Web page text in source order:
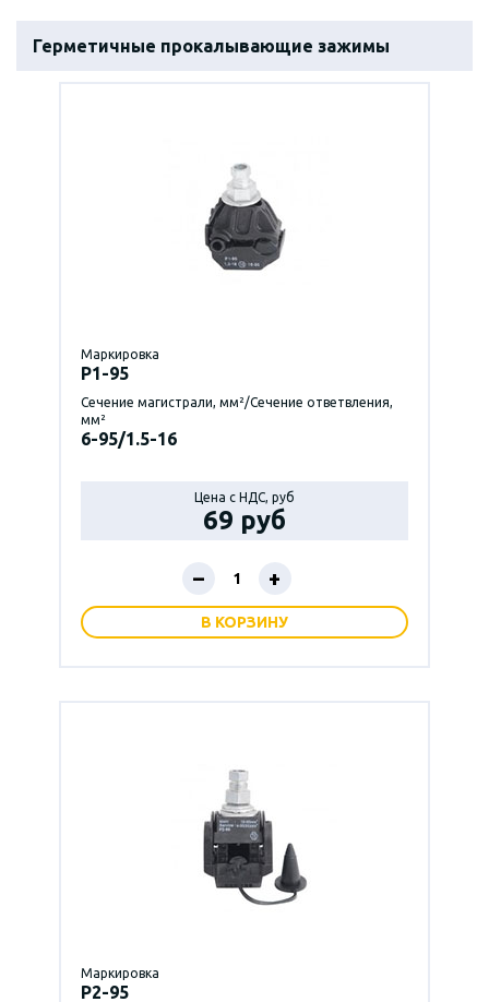
Герметичные прокалывающие зажимы
Маркировка
P1-95
Сечение магистрали, мм²/Сечение ответвления,
мм²
6-95/1.5-16
Цена с НДС, руб
69 руб
– +
В КОРЗИНУ
Маркировка
P2-95